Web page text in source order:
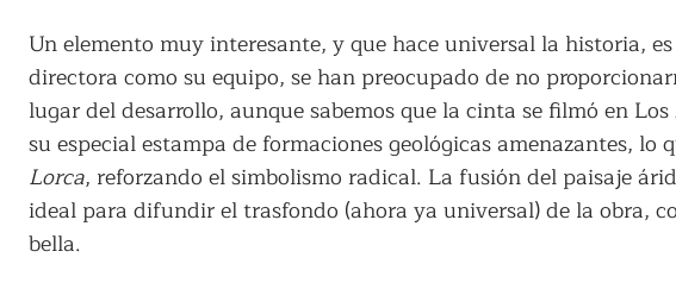
Un elemento muy interesante, y que hace universal la historia,
directora como su equipo, se han preocupado de no
lugar del desarrollo, aunque sabemos que la cinta se filmó en
su especial estampa de formaciones geológicas amenazantes, lo
Lorca, reforzando el simbolismo radical. La fusión del paisaje
ideal para difundir el trasfondo (ahora ya universal) de la obra,
bella.